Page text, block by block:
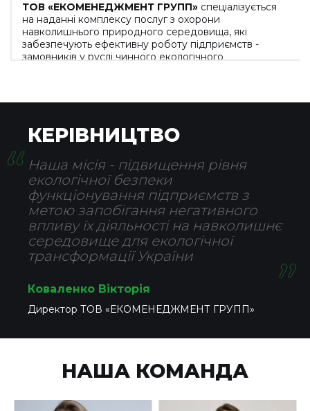
ТОВ «ЕКОМЕНЕДЖМЕНТ ГРУПП» спеціалізується
на наданні комплексу послуг з охорони
навколишнього природного середовища, які
забезпечують ефективну роботу підприємств -
замовників у руслі чинного екологічного
порядність, компетентність, якість, екологічна
орієнтованість на виконання вимог чинного
екологічного законодавства.
КЕРІВНИЦТВО
Наша місія - підвищення рівня
екологічної безпеки
функціонування підприємств з
метою запобігання негативного
впливу їх діяльності на навколишнє
середовище для екологічної
трансформації України
Коваленко Вікторія
Директор ТОВ «ЕКОМЕНЕДЖМЕНТ ГРУПП»
НАША КОМАНДА